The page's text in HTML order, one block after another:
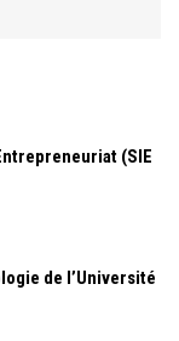
(SIE
de l’Université